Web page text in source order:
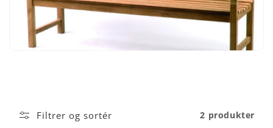
Filtrer og sortér 2 produkter